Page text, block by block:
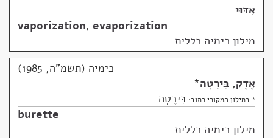
אִדּוּי
vaporization, evaporization
מילון כימיה כללית
כימיה (תשמ"ה, 1985)
אֶדֶק, בִּירֵטָה*
* במילון המקורי כתוב: בִּירֶטָה
burette
מילון כימיה כללית